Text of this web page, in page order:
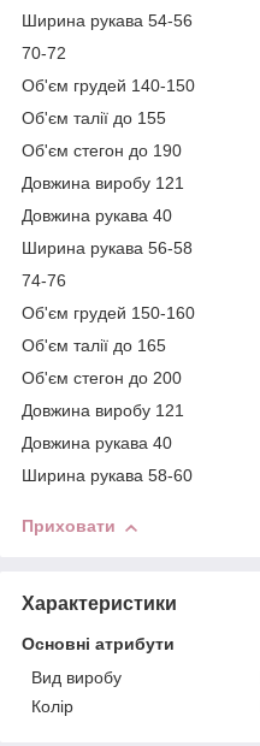
Ширина рукава 54-56
70-72
Об'єм грудей 140-150
Об'єм талії до 155
Об'єм стегон до 190
Довжина виробу 121
Довжина рукава 40
Ширина рукава 56-58
74-76
Об'єм грудей 150-160
Об'єм талії до 165
Об'єм стегон до 200
Довжина виробу 121
Довжина рукава 40
Ширина рукава 58-60
Приховати
Характеристики
Основні атрибути
Вид виробу
Колір